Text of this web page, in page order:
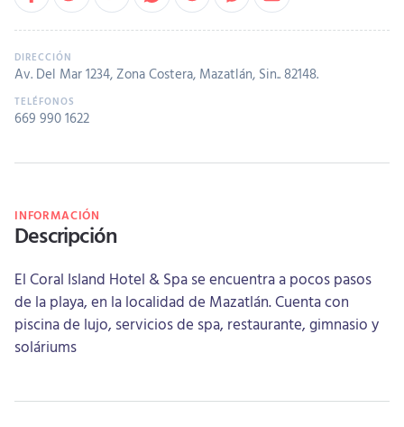
Av. Del Mar 1234, Zona Costera, Mazatlán, Sin.. 82148.
669 990 1622
INFORMACIÓN
Descripción
El Coral Island Hotel & Spa se encuentra a pocos pasos
de la playa, en la localidad de Mazatlán. Cuenta con
piscina de lujo, servicios de spa, restaurante, gimnasio y
soláriums